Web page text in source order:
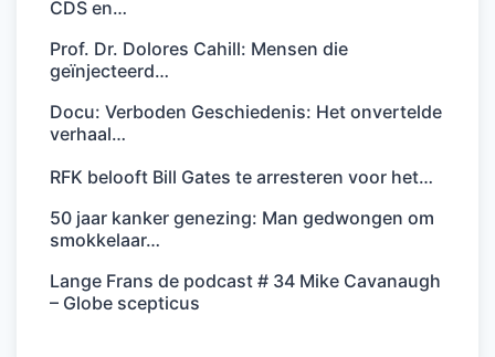
CDS en…
Prof. Dr. Dolores Cahill: Mensen die
geïnjecteerd…
Docu: Verboden Geschiedenis: Het onvertelde
verhaal…
RFK belooft Bill Gates te arresteren voor het…
50 jaar kanker genezing: Man gedwongen om
smokkelaar…
Lange Frans de podcast # 34 Mike Cavanaugh
– Globe scepticus